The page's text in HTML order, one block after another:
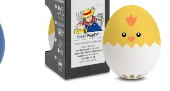
MERKLISTE
HINZUFÜGEN